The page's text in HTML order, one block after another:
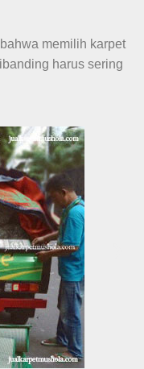
memilih karpet
harus sering